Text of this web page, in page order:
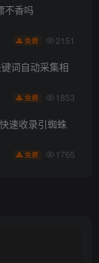
不香吗
免费 2151
词自动采集相
免费 1853
速收录引蜘蛛
免费 1765